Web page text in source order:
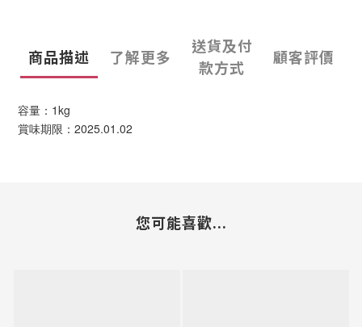
商品描述 了解更多
送貨及付
款方式
顧客評價
容量：1kg
賞味期限：2025.01.02
您可能喜歡...